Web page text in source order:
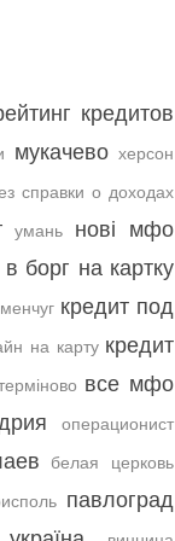
кредитов
мукачево херсон
справки о доходах
умань
нові мфо
в борг на картку
кредит под
на карту кредит
все мфо
операционист
белая церковь
павлоград